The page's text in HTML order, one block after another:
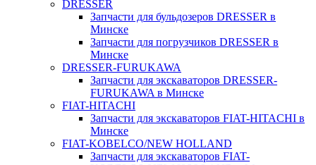
DRESSER
Запчасти для бульдозеров DRESSER в
Минске
Запчасти для погрузчиков DRESSER в
Минске
DRESSER-FURUKAWA
Запчасти для экскаваторов DRESSER-
FURUKAWA в Минске
FIAT-HITACHI
Запчасти для экскаваторов FIAT-HITACHI в
Минске
FIAT-KOBELCO/NEW HOLLAND
Запчасти для экскаваторов FIAT-